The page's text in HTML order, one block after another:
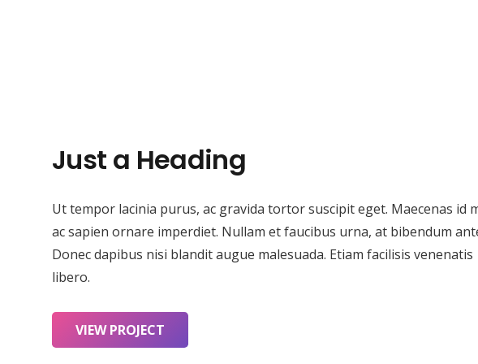
Just a Heading
Ut tempor lacinia purus, ac gravida tortor suscipit eget. Maecenas id
ac sapien ornare imperdiet. Nullam et faucibus urna, at bibendum
Donec dapibus nisi blandit augue malesuada. Etiam facilisis venenatis
libero.
VIEW PROJECT